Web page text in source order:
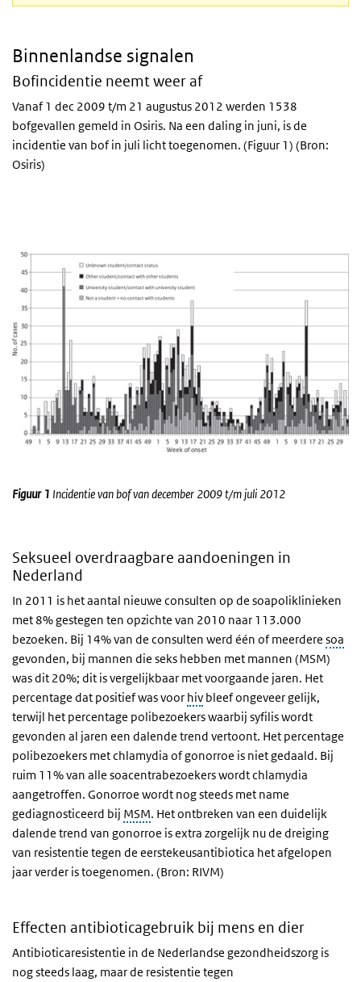
Binnenlandse signalen
Bofincidentie neemt weer af
Vanaf 1 dec 2009 t/m 21 augustus 2012 werden 1538
bofgevallen gemeld in Osiris. Na een daling in juni, is de
incidentie van bof in juli licht toegenomen. (Figuur 1) (Bron:
Osiris)
Figuur 1 Incidentie van bof van december 2009 t/m juli 2012
Seksueel overdraagbare aandoeningen in
Nederland
In 2011 is het aantal nieuwe consulten op de soapoliklinieken
met 8% gestegen ten opzichte van 2010 naar 113.000
bezoeken. Bij 14% van de consulten werd één of meerdere soa
gevonden, bij mannen die seks hebben met mannen (MSM)
was dit 20%; dit is vergelijkbaar met voorgaande jaren. Het
percentage dat positief was voor hiv bleef ongeveer gelijk,
terwijl het percentage polibezoekers waarbij syfilis wordt
gevonden al jaren een dalende trend vertoont. Het percentage
polibezoekers met chlamydia of gonorroe is niet gedaald. Bij
ruim 11% van alle soacentrabezoekers wordt chlamydia
aangetroffen. Gonorroe wordt nog steeds met name
gediagnosticeerd bij MSM. Het ontbreken van een duidelijk
dalende trend van gonorroe is extra zorgelijk nu de dreiging
van resistentie tegen de eerstekeusantibiotica het afgelopen
jaar verder is toegenomen. (Bron: RIVM)
Effecten antibioticagebruik bij mens en dier
Antibioticaresistentie in de Nederlandse gezondheidszorg is
nog steeds laag, maar de resistentie tegen